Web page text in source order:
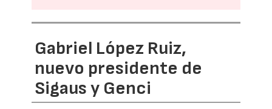
Gabriel López Ruiz,
nuevo presidente de
Sigaus y Genci